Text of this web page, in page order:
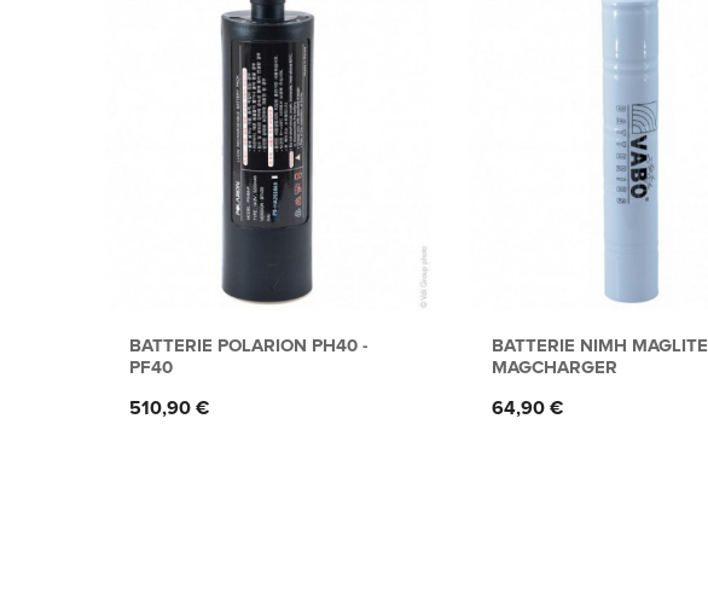
BATTERIE POLARION PH40 -
PF40
Prix
510,90 €
BATTERIE NIMH MAGLITE
MAGCHARGER
Prix
64,90 €